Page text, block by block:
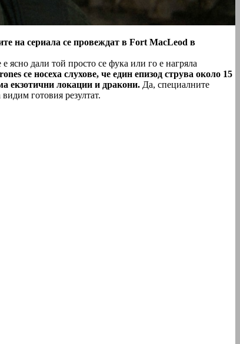
на сериала се провеждат в Fort MacLeod в
ясно дали той просто се фука или го е нагряла
се носеха слухове, че един епизод струва около 15
екзотични локации и дракони. Да, специалните
готовия резултат.